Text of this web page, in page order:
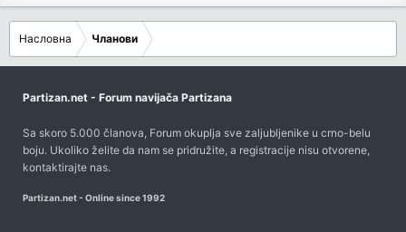
Насловна Чланови
Partizan.net - Forum navijača Partizana
Sa skoro 5.000 članova, Forum okuplja sve zaljubljenike u crno-belu
boju. Ukoliko želite da nam se pridružite, a registracije nisu otvorene,
kontaktirajte nas.
Partizan.net - Online since 1992